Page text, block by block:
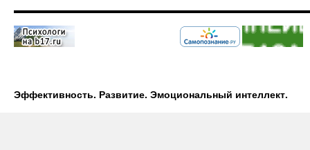
Эффективность. Развитие. Эмоциональный интеллект.